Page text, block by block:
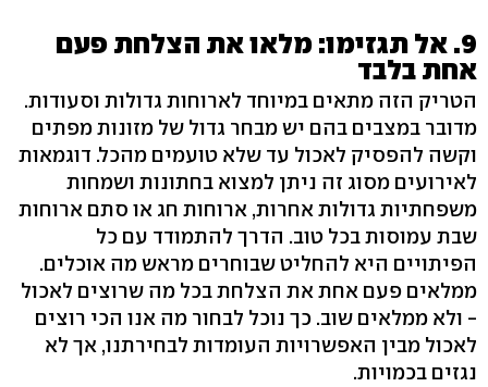
9. אל תגזימו: מלאו את הצלחת פעם
אחת בלבד
הטריק הזה מתאים במיוחד לארוחות גדולות וסעודות.
מדובר במצבים בהם יש מבחר גדול של מזונות מפתים
וקשה להפסיק לאכול עד שלא טועמים מהכל. דוגמאות
לאירועים מסוג זה ניתן למצוא בחתונות ושמחות
משפחתיות גדולות אחרות, ארוחות חג או סתם ארוחות
שבת עמוסות בכל טוב. הדרך להתמודד עם כל
הפיתויים היא להחליט שבוחרים מראש מה אוכלים.
ממלאים פעם אחת את הצלחת בכל מה שרוצים לאכול
- ולא ממלאים שוב. כך נוכל לבחור מה אנו הכי רוצים
לאכול מבין האפשרויות העומדות לבחירתנו, אך לא
נגזים בכמויות.